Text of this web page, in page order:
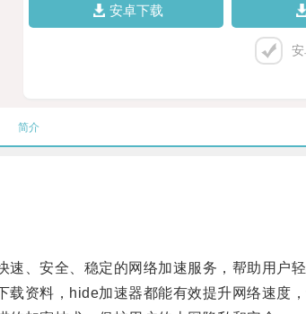
安卓下载
简介
安全、稳定的网络加速服务，帮助用户轻
资料，hide加速器都能有效提升网络速度，